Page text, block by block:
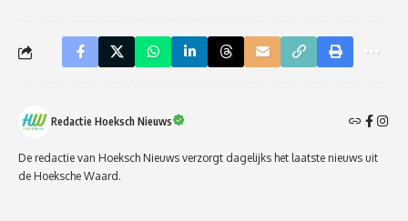
Redactie Hoeksch Nieuws
De redactie van Hoeksch Nieuws verzorgt dagelijks het laatste nieuws uit
de Hoeksche Waard.